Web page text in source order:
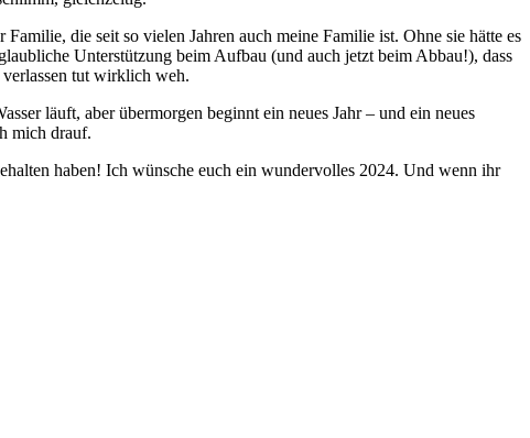
die seit so vielen Jahren auch meine Familie ist. Ohne sie hätte es
Unterstützung beim Aufbau (und auch jetzt beim Abbau!), dass
tut wirklich weh.
läuft, aber übermorgen beginnt ein neues Jahr – und ein neues
mich drauf.
haben! Ich wünsche euch ein wundervolles 2024. Und wenn ihr